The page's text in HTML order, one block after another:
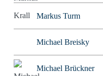
Markus Turm
Michael Breisky
Michael Brückner